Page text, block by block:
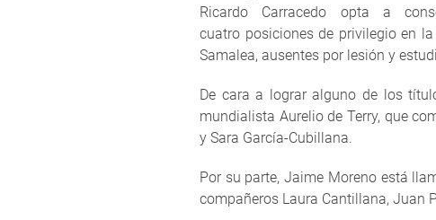
Ricardo Carracedo opta a
cuatro posiciones de privilegio en
Samalea, ausentes por lesión y
De cara a lograr alguno de los
mundialista Aurelio de Terry, que
y Sara García-Cubillana.
Por su parte, Jaime Moreno está
compañeros Laura Cantillana, Juan